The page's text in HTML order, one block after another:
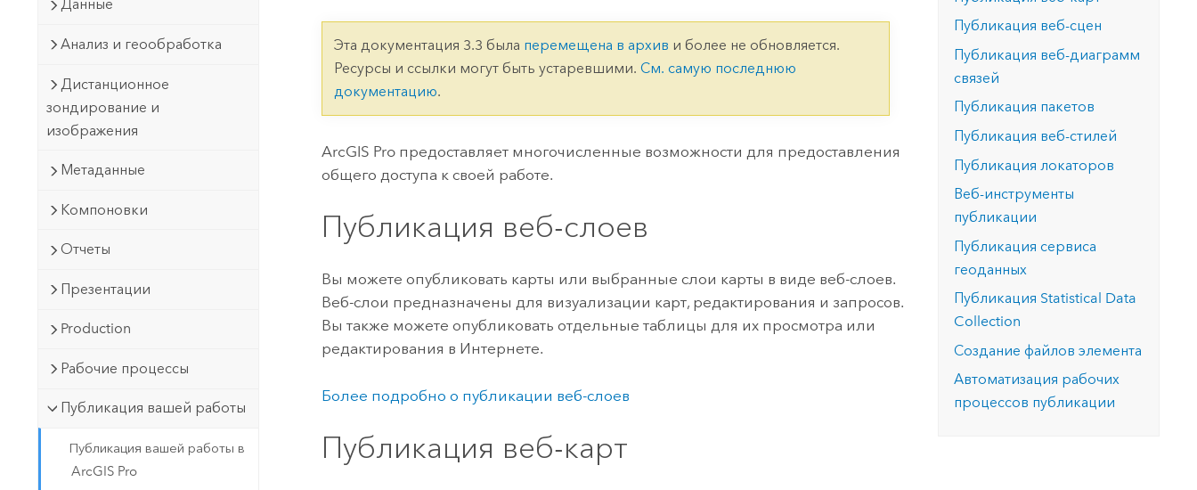
ГИС и картографии
Все продукты
Изучить ArcGIS Pro
Природные ресурсы
Все отрасли
инфраструктурой
результатов, позволяющих решать
сложные задачи.
Изучить этот курс
технологий
позволили провести критически важные
спасательные операции.
Прочитать статью
Данные
Анализ и геообработка
Дистанционное
зондирование и
изображения
Метаданные
Компоновки
Отчеты
Презентации
Production
Рабочие процессы
Публикация вашей работы
Публикация вашей работы в
ArcGIS Pro
Эта документация 3.3 была перемещена в архив и более не обновляется.
Ресурсы и ссылки могут быть устаревшими.См. самую последнюю
документацию.
ArcGIS Pro предоставляет многочисленные возможности для предоставления
общего доступа к своей работе.
Публикация веб-слоев
Вы можете опубликовать карты или выбранные слои карты в виде веб-слоев.
Веб-слои предназначены для визуализации карт, редактирования и запросов.
Вы также можете опубликовать отдельные таблицы для их просмотра или
редактирования в Интернете.
Более подробно о публикации веб-слоев
Публикация веб-карт
Публикация веб-сцен
Публикация веб-диаграмм
связей
Публикация пакетов
Публикация веб-стилей
Публикация локаторов
Веб-инструменты
публикации
Публикация сервиса
геоданных
Публикация Statistical Data
Collection
Создание файлов элемента
Автоматизация рабочих
процессов публикации